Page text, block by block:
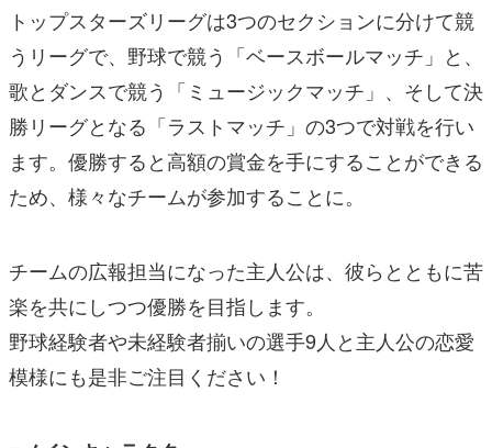
トップスターズリーグは3つのセクションに分けて競
うリーグで、野球で競う「ベースボールマッチ」と、
歌とダンスで競う「ミュージックマッチ」、そして決
勝リーグとなる「ラストマッチ」の3つで対戦を行い
ます。優勝すると高額の賞金を手にすることができる
ため、様々なチームが参加することに。
チームの広報担当になった主人公は、彼らとともに苦
楽を共にしつつ優勝を目指します。
野球経験者や未経験者揃いの選手9人と主人公の恋愛
模様にも是非ご注目ください！